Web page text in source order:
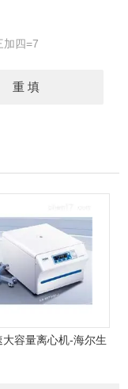
加四=7
大容量离心机-海尔生